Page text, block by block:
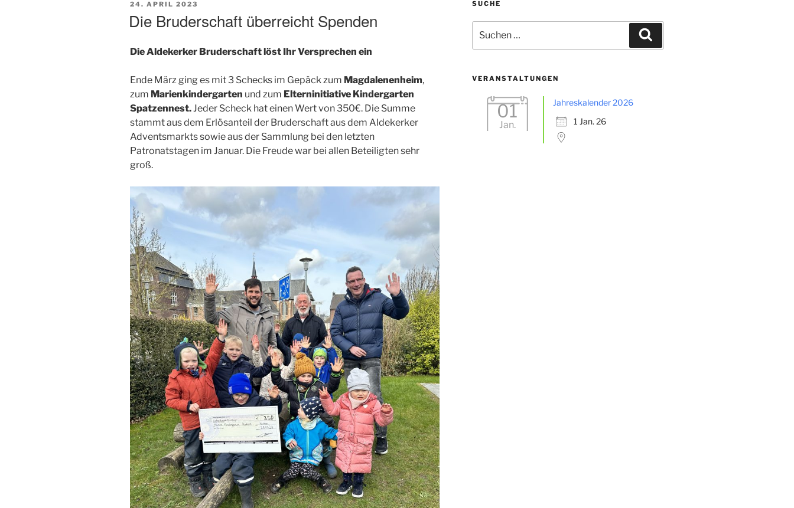
VERÖFFENTLICHT
24. APRIL 2023
Die Bruderschaft überreicht Spenden
Die Aldekerker Bruderschaft löst Ihr Versprechen ein
Ende März ging es mit 3 Schecks im Gepäck zum Magdalenenheim,
zum Marienkindergarten und zum Elterninitiative Kindergarten
Spatzennest. Jeder Scheck hat einen Wert von 350€. Die Summe
stammt aus dem Erlösanteil der Bruderschaft aus dem Aldekerker
Adventsmarkts sowie aus der Sammlung bei den letzten
Patronatstagen im Januar. Die Freude war bei allen Beteiligten sehr
groß.
SUCHE
nach:
VERANSTALTUNGEN
01
Jan.
Jahreskalender 2026
1 Jan. 26